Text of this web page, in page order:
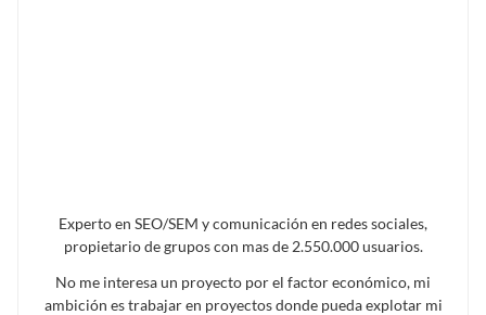
Experto en SEO/SEM y comunicación en redes sociales,
propietario de grupos con mas de 2.550.000 usuarios.
No me interesa un proyecto por el factor económico, mi
ambición es trabajar en proyectos donde pueda explotar mi